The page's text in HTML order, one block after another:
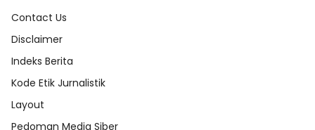
Contact Us
Disclaimer
Indeks Berita
Kode Etik Jurnalistik
Layout
Pedoman Media Siber